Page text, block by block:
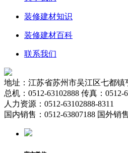
装修建材知识
装修建材百科
联系我们
地址：江苏省苏州市吴江区七都镇
总机：0512-63102888 传真：0512-
人力资源：0512-63102888-8311
国内销售：0512-63807188 国外销